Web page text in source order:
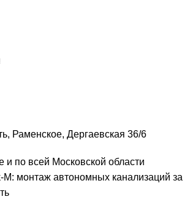
Раменское, Дергаевская 36/6
и по всей Московской области
монтаж автономных канализаций за